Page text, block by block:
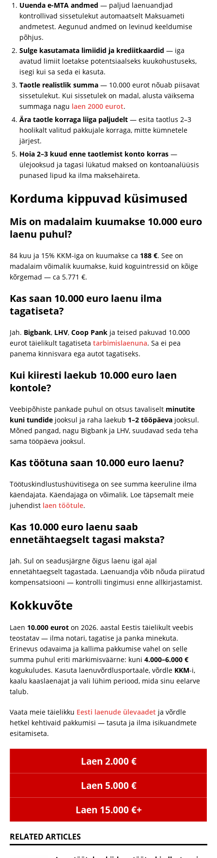
Uuenda e-MTA andmed — paljud laenuandjad
kontrollivad sissetulekut automaatselt Maksuameti
andmetest. Aegunud andmed on levinud keeldumise
põhjus.
Sulge kasutamata limiidid ja krediitkaardid — iga
avatud limiit loetakse potentsiaalseks kuukohustuseks,
isegi kui sa seda ei kasuta.
Taotle realistlik summa — 10.000 eurot nõuab piisavat
sissetulekut. Kui sissetulek on madal, alusta väiksema
summaga nagu laen 2000 eurot.
Ära taotle korraga liiga paljudelt — esita taotlus 2–3
hoolikalt valitud pakkujale korraga, mitte kümnetele
järjest.
Hoia 2–3 kuud enne taotlemist konto korras —
ülejooksud ja tagasi lükatud maksed on kontoanalüüsis
punased lipud ka ilma maksehäireta.
Korduma kippuvad küsimused
Mis on madalaim kuumakse 10.000 euro
laenu puhul?
84 kuu ja 15% KKM-iga on kuumakse ca 188 €. See on
madalaim võimalik kuumakse, kuid koguintressid on kõige
kõrgemad — ca 5.771 €.
Kas saan 10.000 euro laenu ilma
tagatiseta?
Jah. Bigbank, LHV, Coop Pank ja teised pakuvad 10.000
eurot täielikult tagatiseta tarbimislaenuna. Sa ei pea
panema kinnisvara ega autot tagatiseks.
Kui kiiresti laekub 10.000 euro laen
kontole?
Veebipõhiste pankade puhul on otsus tavaliselt minutite
kuni tundide jooksul ja raha laekub 1–2 tööpäeva jooksul.
Mõned pangad, nagu Bigbank ja LHV, suudavad seda teha
sama tööpäeva jooksul.
Kas töötuna saan 10.000 euro laenu?
Töötuskindlustushüvitisega on see summa keeruline ilma
käendajata. Käendajaga on võimalik. Loe täpsemalt meie
juhendist laen töötule.
Kas 10.000 euro laenu saab
ennetähtaegselt tagasi maksta?
Jah. Sul on seadusjärgne õigus laenu igal ajal
ennetähtaegselt tagastada. Laenuandja võib nõuda piiratud
kompensatsiooni — kontrolli tingimusi enne allkirjastamist.
Kokkuvõte
Laen 10.000 eurot on 2026. aastal Eestis täielikult veebis
teostatav — ilma notari, tagatise ja panka minekuta.
Erinevus odavaima ja kallima pakkumise vahel on selle
summa puhul eriti märkimisväärne: kuni 4.000–6.000 €
kogukuludes. Kasuta laenuvõrdlusportaale, võrdle KKM-i,
kaalu kaaslaenajat ja vali lühim periood, mida sinu eelarve
talub.
Vaata meie täielikku Eesti laenude ülevaadet ja võrdle
hetkel kehtivaid pakkumisi — tasuta ja ilma isikuandmete
esitamiseta.
Laen 2.000 €
Laen 5.000 €
Laen 15.000 €+
RELATED ARTICLES